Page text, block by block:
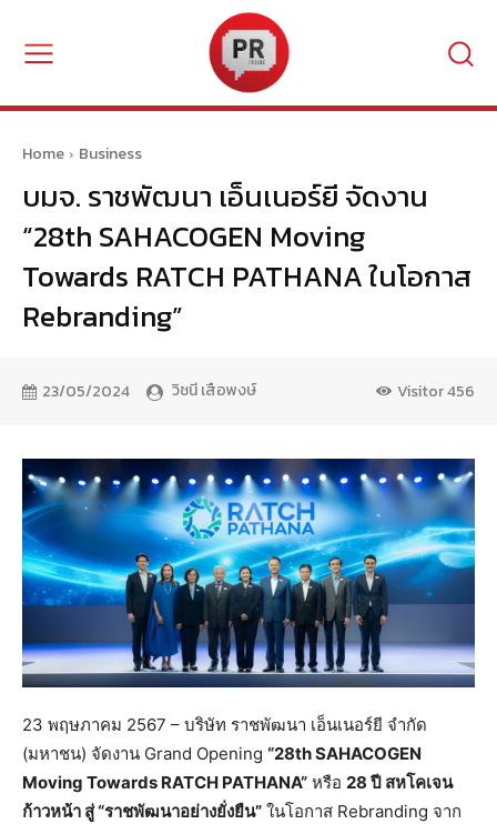
Home Business
บมจ. ราชพัฒนา เอ็นเนอร์ยี จัดงาน
“28th SAHACOGEN Moving
Towards RATCH PATHANA ในโอกาส
Rebranding”
23/05/2024 วิชนี เสือพงษ์ Visitor456
23 พฤษภาคม 2567 – บริษัท ราชพัฒนา เอ็นเนอร์ยี จำกัด
(มหาชน) จัดงาน Grand Opening “28th SAHACOGEN
Moving Towards RATCH PATHANA” หรือ 28 ปี สหโคเจน
ก้าวหน้า สู่ “ราชพัฒนาอย่างยั่งยืน” ในโอกาส Rebranding จาก